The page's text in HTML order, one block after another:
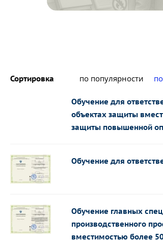
Сортировка по популярности
Обучение для
объектах защиты
защиты повышенной
Обучение для
Обучение главных
производственного
вместимостью более